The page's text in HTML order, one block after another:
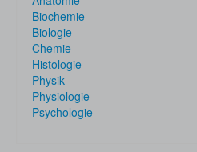
Biochemie
Biologie
Chemie
Histologie
Physik
Physiologie
Psychologie